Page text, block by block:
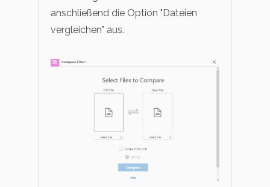
anschließend die Option "Dateien
vergleichen" aus.